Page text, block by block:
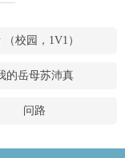
（校园，1V1）
的岳母苏沛真
问路